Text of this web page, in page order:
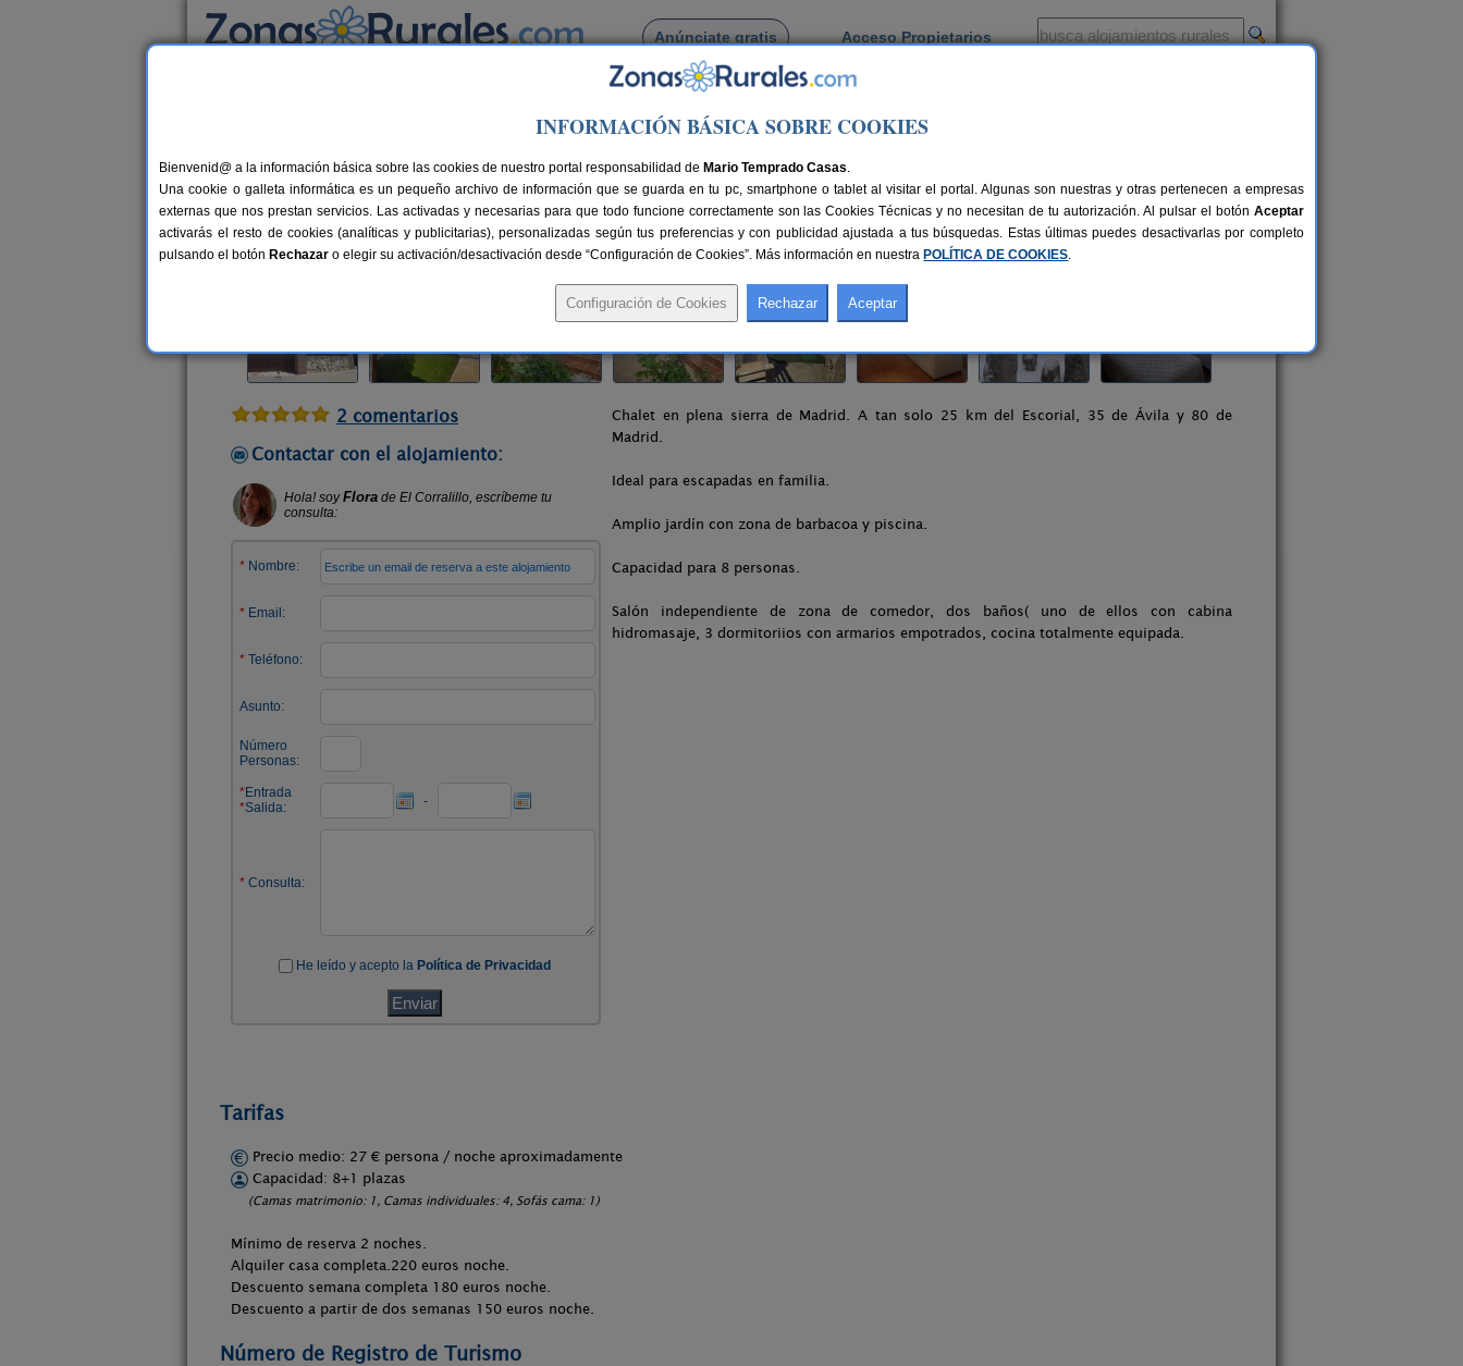
Anúnciate gratis Acceso Propietarios
Busca por pueblo
El Corralillo
Vivienda turística en Las Herreras (Madrid)
Alquiler completo 8+1 plazas 73 km de Madrid Compartir:
2 comentarios
Contactar con el alojamiento:
Chalet en plena sierra de Madrid. A tan solo 25 km del Escorial, 35 de Ávila y 80 de
Madrid.
Ideal para escapadas en familia.
Amplio jardín con zona de barbacoa y piscina.
Capacidad para 8 personas.
Salón independiente de zona de comedor, dos baños( uno de ellos con cabina
hidromasaje, 3 dormitoriios con armarios empotrados, cocina totalmente equipada.
Tarifas
Precio medio: 27 € persona / noche aproximadamente
Capacidad: 8+1 plazas
(Camas matrimonio: 1, Camas individuales: 4, Sofás cama: 1)
Mínimo de reserva 2 noches.
Alquiler casa completa.220 euros noche.
Descuento semana completa 180 euros noche.
Descuento a partir de dos semanas 150 euros noche.
Número de Registro de Turismo
INFORMACIÓN BÁSICA SOBRE COOKIES
Bienvenid@ a la información básica sobre las cookies de nuestro portal responsabilidad de Mario Temprado Casas.
Una cookie o galleta informática es un pequeño archivo de información que se guarda en tu pc, smartphone o tablet al visitar el portal. Algunas son nuestras y otras pertenecen a empresas
externas que nos prestan servicios. Las activadas y necesarias para que todo funcione correctamente son las Cookies Técnicas y no necesitan de tu autorización. Al pulsar el botón Aceptar
activarás el resto de cookies (analíticas y publicitarias), personalizadas según tus preferencias y con publicidad ajustada a tus búsquedas. Estas últimas puedes desactivarlas por completo
pulsando el botón Rechazar o elegir su activación/desactivación desde “Configuración de Cookies”. Más información en nuestra POLÍTICA DE COOKIES.